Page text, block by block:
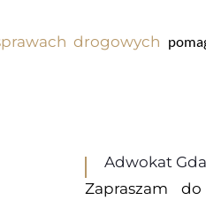
drogowych
Adwokat
Zapraszam